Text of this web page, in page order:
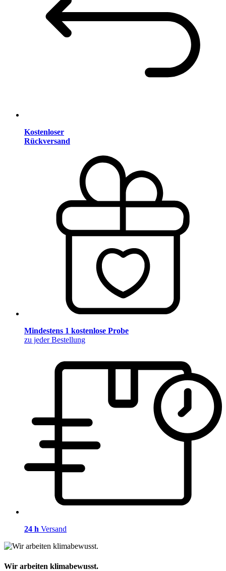
Kostenloser
Rückversand
Mindestens 1 kostenlose Probe
zu jeder Bestellung
24 h Versand
Wir arbeiten klimabewusst.